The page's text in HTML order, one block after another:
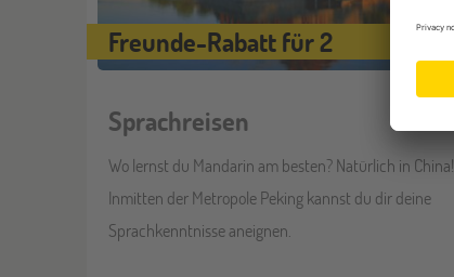
Freunde-Rabatt für 2
Sprachreisen
Wo lernst du Mandarin am besten? Natürlich in China!
Inmitten der Metropole Peking kannst du dir deine
Sprachkenntnisse aneignen.